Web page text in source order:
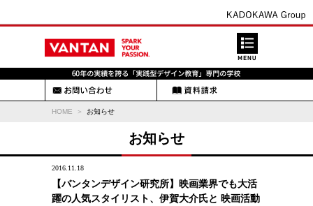
HOME お知らせ
お知らせ
2016.11.18
【バンタンデザイン研究所】映画業界でも大活
躍の人気スタイリスト、伊賀大介氏と 映画活動